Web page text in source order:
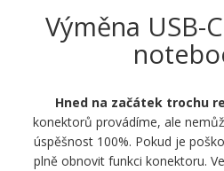
Výměna USB-
Hned na začátek trochu
konektorů provádíme, ale
úspěšnost 100%. Pokud je
plně obnovit funkci konektoru.